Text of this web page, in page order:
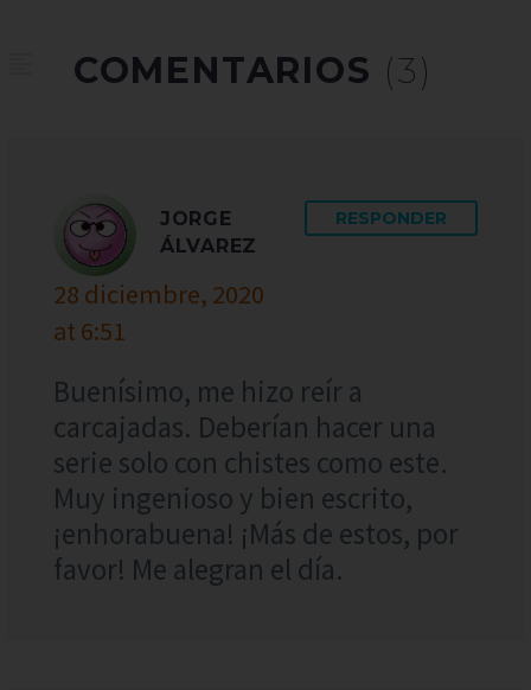
COMENTARIOS (3)
JORGE
ÁLVAREZ
28 diciembre, 2020
at 6:51
RESPONDER
Buenísimo, me hizo reír a
carcajadas. Deberían hacer una
serie solo con chistes como este.
Muy ingenioso y bien escrito,
¡enhorabuena! ¡Más de estos, por
favor! Me alegran el día.